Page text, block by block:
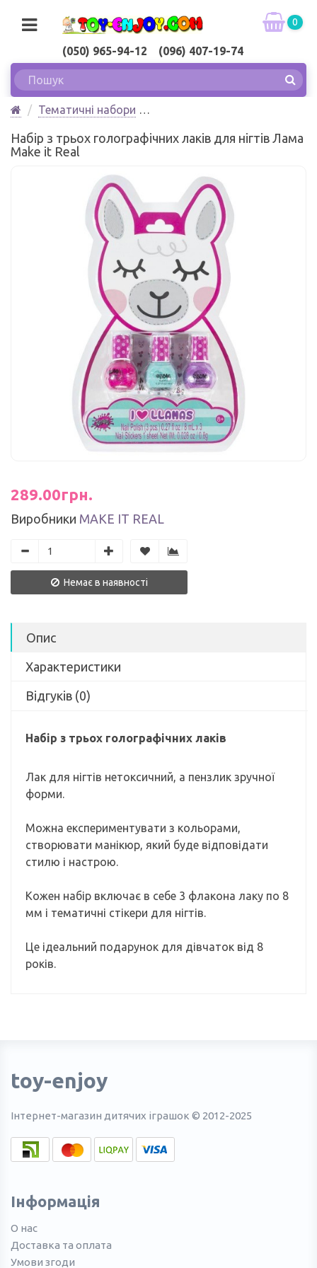
(050) 965-94-12 (096) 407-19-74
0
Тематичні набори
Набір з трьох голографічних лаків для нігтів Лама
Make it Real
Набір з трьох голографічних лаків для нігтів Лама
Make it Real
289.00грн.
Виробники MAKE IT REAL
Немає в наявності
Опис
Характеристики
Відгуків (0)
Набір з трьох голографічних лаків
Лак для нігтів нетоксичний, а пензлик зручної
форми.
Можна експериментувати з кольорами,
створювати манікюр, який буде відповідати
стилю і настрою.
Кожен набір включає в себе 3 флакона лаку по 8
мм і тематичні стікери для нігтів.
Це ідеальний подарунок для дівчаток від 8
років.
toy-enjoy
Інтернет-магазин дитячих іграшок © 2012-2025
Інформація
О нас
Доставка та оплата
Умови згоди